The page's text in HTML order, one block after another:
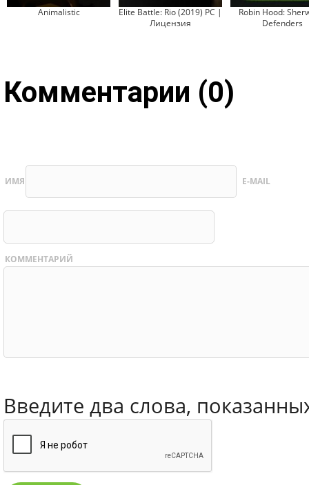
Animalistic
Elite Battle: Rio (2019) PC |
Лицензия
Robin Hood:
Defenders
Комментарии (0)
ИМЯ E-MAIL
КОММЕНТАРИЙ
Введите два слова,